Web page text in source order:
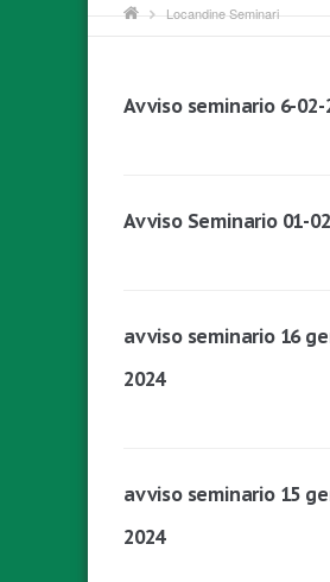
Locandine Seminari
Avviso seminario 6-02-
Avviso Seminario 01-
avviso seminario 16
2024
avviso seminario 15
2024